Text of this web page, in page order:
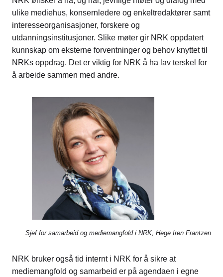
ulike mediehus, konsernledere og enkeltredaktører samt
interesseorganisasjoner, forskere og
utdanningsinstitusjoner. Slike møter gir NRK oppdatert
kunnskap om eksterne forventninger og behov knyttet til
NRKs oppdrag. Det er viktig for NRK å ha lav terskel for
å arbeide sammen med andre.
Sjef for samarbeid og mediemangfold i NRK, Hege Iren Frantzen
NRK bruker også tid internt i NRK for å sikre at
mediemangfold og samarbeid er på agendaen i egne